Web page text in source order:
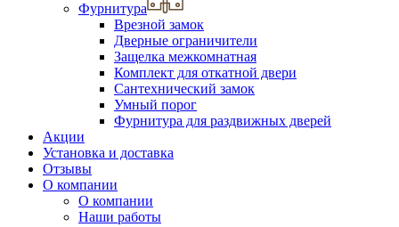
Фурнитура
Врезной замок
Дверные ограничители
Защелка межкомнатная
Комплект для откатной двери
Сантехнический замок
Умный порог
Фурнитура для раздвижных дверей
Акции
Установка и доставка
Отзывы
О компании
О компании
Наши работы